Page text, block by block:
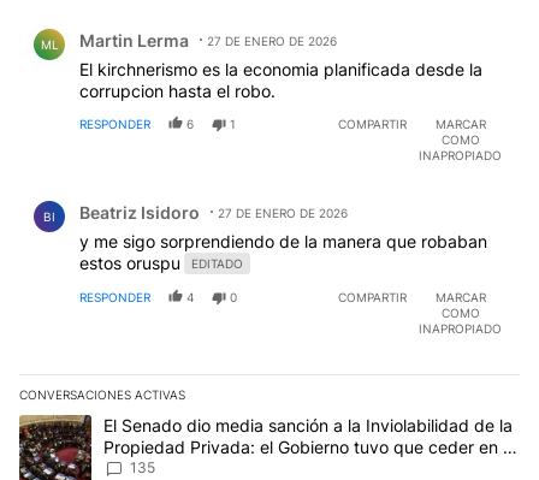
ML Martin Lerma 27 DE ENERO DE 2026
El kirchnerismo es la economia planificada desde la
corrupcion hasta el robo.
RESPONDER 6 1 COMPARTIR
MARCAR
COMO
INAPROPIADO
BI Beatriz Isidoro 27 DE ENERO DE 2026
y me sigo sorprendiendo de la manera que robaban
estos oruspu
EDITADO
RESPONDER 4 0 COMPARTIR
MARCAR
COMO
INAPROPIADO
CONVERSACIONES ACTIVAS
Este listado muestra los artículos con más comentarios en los
Un artículo de tendencia con el título "El Senado dio media
El Senado dio media sanción a la Inviolabilidad de la
Propiedad Privada: el Gobierno tuvo que ceder en la
Ley del Manejo del Fuego
135